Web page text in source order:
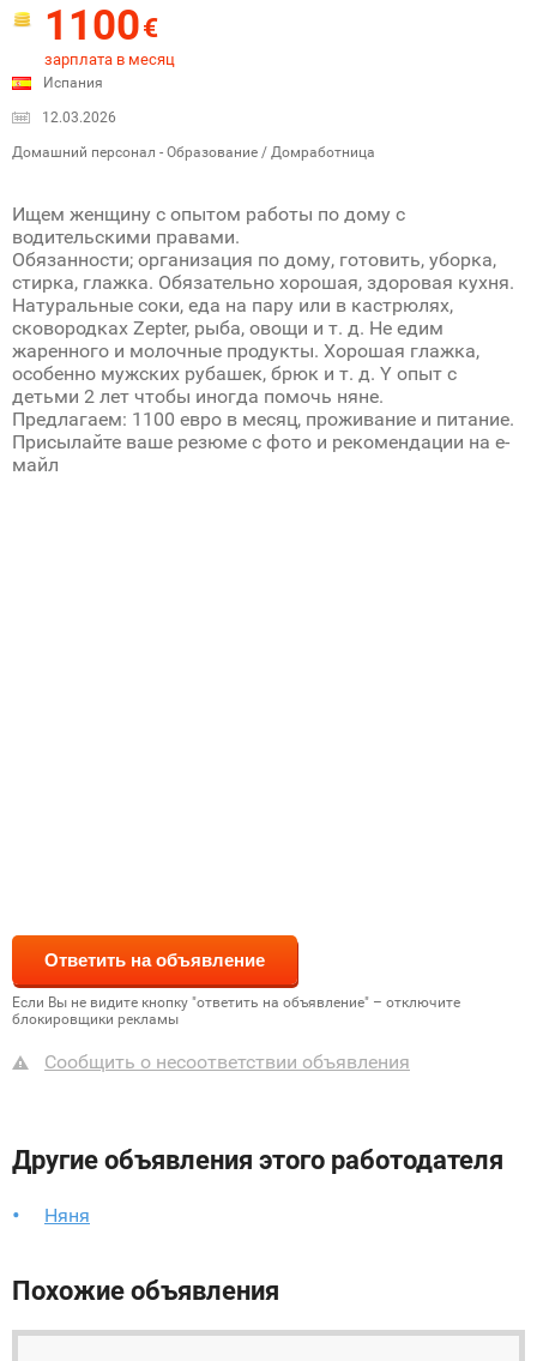
1100€
зарплата в месяц
Испания
12.03.2026
Домашний персонал - Образование / Домработница
Ищем женщину с опытом работы по дому с
водительскими правами.
Обязанности; организация по дому, готовить, уборка,
стирка, глажка. Обязательно хорошая, здоровая кухня.
Натуральные соки, еда на пару или в кастрюлях,
сковородках Zepter, рыба, овощи и т. д. Не едим
жаренного и молочные продукты. Хорошая глажка,
особенно мужских рубашек, брюк и т. д. Y опыт с
детьми 2 лет чтобы иногда помочь няне.
Предлагаем: 1100 евро в месяц, проживание и питание.
Присылайте ваше резюме с фото и рекомендации на е-
майл
Если Вы не видите кнопку "ответить на объявление" – отключите
блокировщики рекламы
Сообщить о несоответствии объявления
Другие объявления этого работодателя
Няня
Похожие объявления